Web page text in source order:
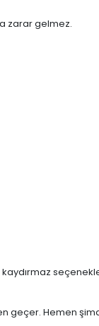
zarar gelmez.
geçer. Hemen